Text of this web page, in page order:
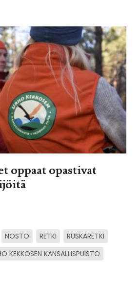
oppaat opastivat
NOSTO RETKI
RUSKARETKI
KEKKOSEN KANSALLISPUISTO